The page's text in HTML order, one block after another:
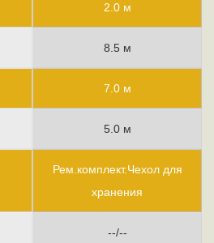
2.0 м
8.5 м
7.0 м
5.0 м
Рем.комплект.Чехол для
хранения
--/--